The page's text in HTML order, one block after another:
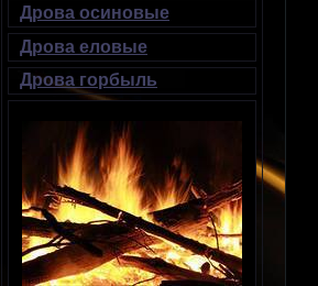
Дрова осиновые
Дрова еловые
Дрова горбыль